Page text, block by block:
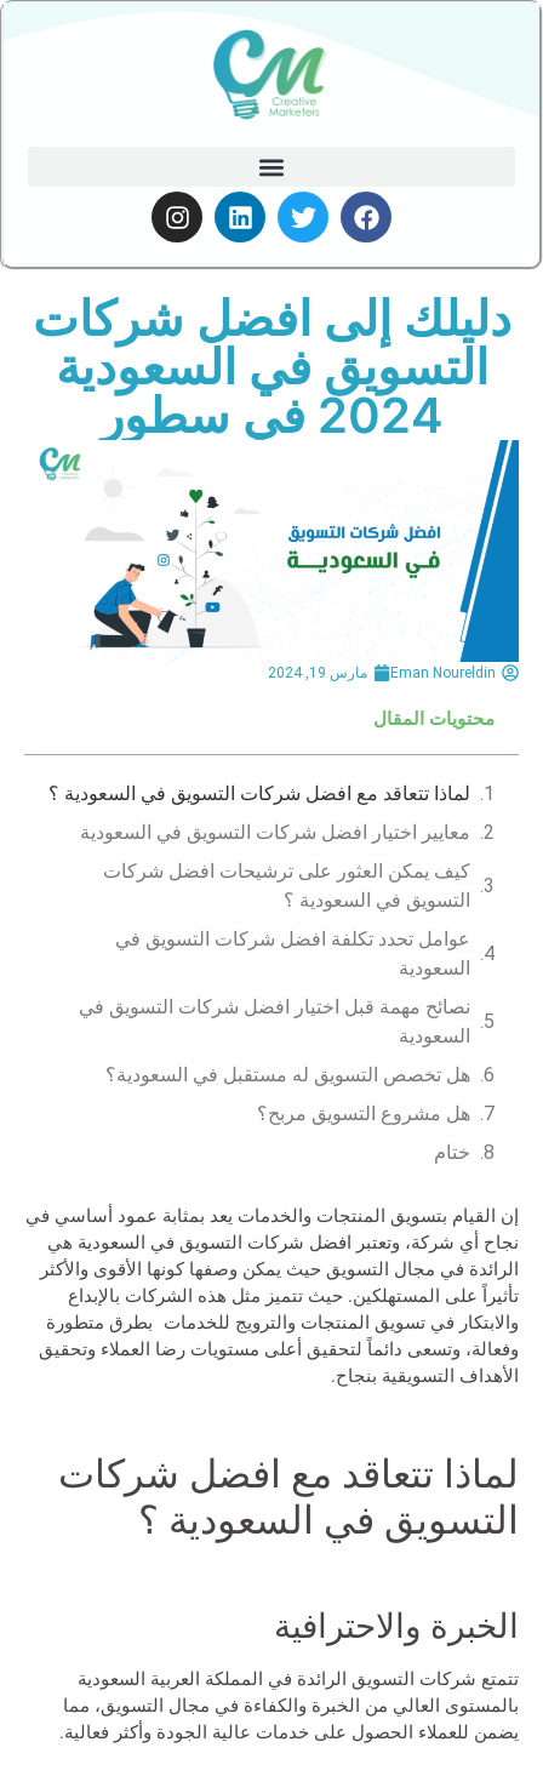
دليلك إلى افضل شركات
التسويق في السعودية
2024 في سطور
Eman Noureldin مارس 19, 2024
محتويات المقال
لماذا تتعاقد مع افضل شركات التسويق في السعودية ؟
معايير اختيار افضل شركات التسويق في السعودية
كيف يمكن العثور على ترشيحات افضل شركات
التسويق في السعودية ؟
عوامل تحدد تكلفة افضل شركات التسويق في
السعودية
نصائح مهمة قبل اختيار افضل شركات التسويق في
السعودية
هل تخصص التسويق له مستقبل في السعودية؟
هل مشروع التسويق مربح؟
ختام
إن القيام بتسويق المنتجات والخدمات يعد بمثابة عمود أساسي في
نجاح أي شركة، وتعتبر افضل شركات التسويق في السعودية هي
الرائدة في مجال التسويق حيث يمكن وصفها كونها الأقوى والأكثر
تأثيراً على المستهلكين. حيث تتميز مثل هذه الشركات بالإبداع
والابتكار في تسويق المنتجات والترويج للخدمات بطرق متطورة
وفعالة، وتسعى دائماً لتحقيق أعلى مستويات رضا العملاء وتحقيق
الأهداف التسويقية بنجاح.
لماذا تتعاقد مع افضل شركات
التسويق في السعودية ؟
الخبرة والاحترافية
تتمتع شركات التسويق الرائدة في المملكة العربية السعودية
بالمستوى العالي من الخبرة والكفاءة في مجال التسويق، مما
يضمن للعملاء الحصول على خدمات عالية الجودة وأكثر فعالية.